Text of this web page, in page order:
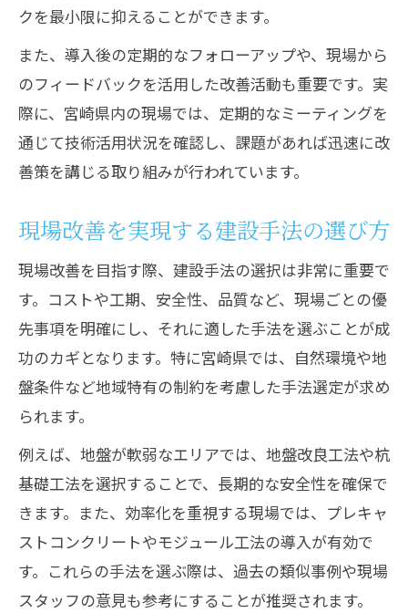
クを最小限に抑えることができます。
また、導入後の定期的なフォローアップや、現場から
のフィードバックを活用した改善活動も重要です。実
際に、宮崎県内の現場では、定期的なミーティングを
通じて技術活用状況を確認し、課題があれば迅速に改
善策を講じる取り組みが行われています。
現場改善を実現する建設手法の選び方
現場改善を目指す際、建設手法の選択は非常に重要で
す。コストや工期、安全性、品質など、現場ごとの優
先事項を明確にし、それに適した手法を選ぶことが成
功のカギとなります。特に宮崎県では、自然環境や地
盤条件など地域特有の制約を考慮した手法選定が求め
られます。
例えば、地盤が軟弱なエリアでは、地盤改良工法や杭
基礎工法を選択することで、長期的な安全性を確保で
きます。また、効率化を重視する現場では、プレキャ
ストコンクリートやモジュール工法の導入が有効で
す。これらの手法を選ぶ際は、過去の類似事例や現場
スタッフの意見も参考にすることが推奨されます。